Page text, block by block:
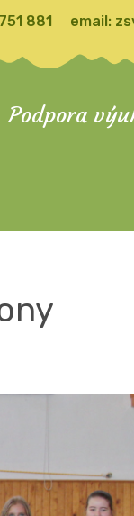
881 email:
Podpora